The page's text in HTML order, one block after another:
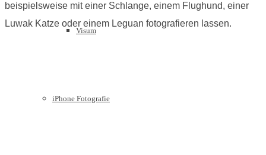
Visum
iPhone Fotografie
beispielsweise mit einer Schlange, einem Flughund, einer
Luwak Katze oder einem Leguan fotografieren lassen.